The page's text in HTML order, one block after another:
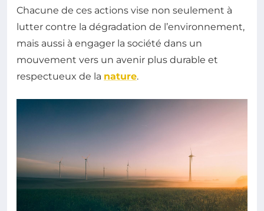
Chacune de ces actions vise non seulement à
lutter contre la dégradation de l’environnement,
mais aussi à engager la société dans un
mouvement vers un avenir plus durable et
respectueux de la nature.